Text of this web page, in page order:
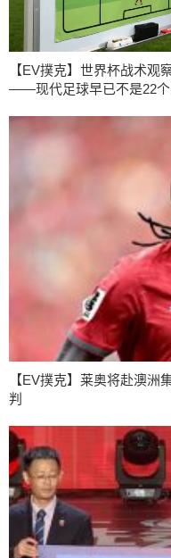
【EV撲克】世界杯战术观
——现代足球早已不是22个
【EV撲克】莱奥将赴澳洲
判